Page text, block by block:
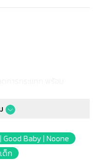
Good Baby | Noone
ด็ก